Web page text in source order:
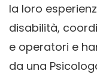
la loro
disabilità,
e operatori e
da una